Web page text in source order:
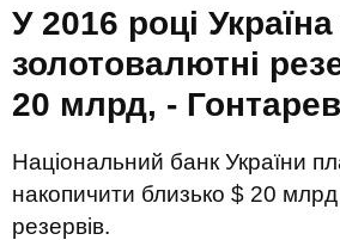
У 2016 році
золотовалютні
20 млрд, -
Національний банк України
накопичити близько $ 20
резервів.